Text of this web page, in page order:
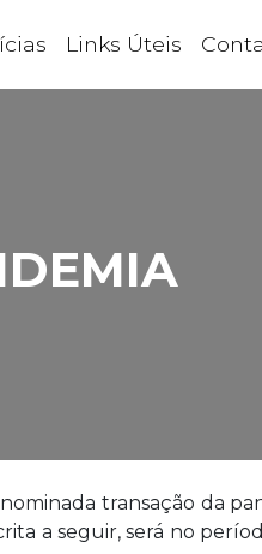
Links Úteis
transação da
a seguir, será no